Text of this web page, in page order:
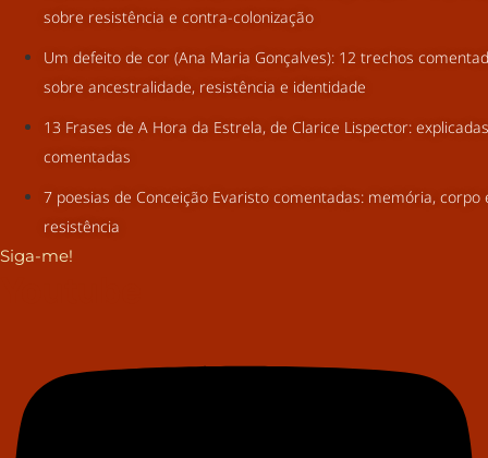
sobre resistência e contra-colonização
Um defeito de cor (Ana Maria Gonçalves): 12 trechos
sobre ancestralidade, resistência e identidade
13 Frases de A Hora da Estrela, de Clarice Lispector:
comentadas
7 poesias de Conceição Evaristo comentadas: memória, corpo
resistência
Siga-me!